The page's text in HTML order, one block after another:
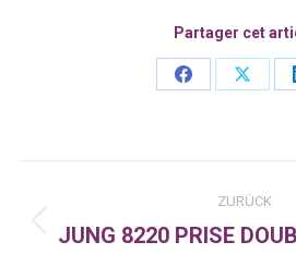
Partager cet
Share
Share
ZURÜCK
JUNG 8220 PRISE